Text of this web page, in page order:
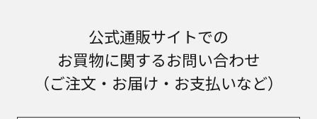
公式通販サイトでの
お買物に関するお問い合わせ
（ご注文・お届け・お支払いなど）